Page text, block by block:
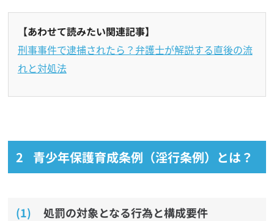
【あわせて読みたい関連記事】
刑事事件で逮捕されたら？弁護士が解説する直後の流
れと対処法
青少年保護育成条例（淫行条例）とは？
処罰の対象となる行為と構成要件